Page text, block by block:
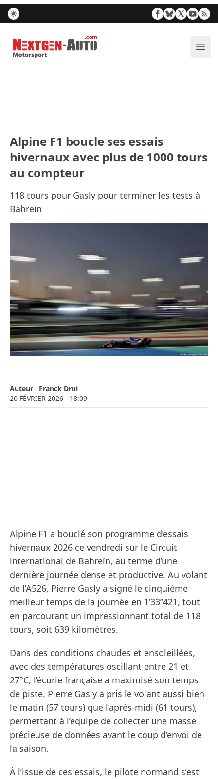
Nextgen-Auto.com
Alpine F1 boucle ses essais
hivernaux avec plus de 1000 tours
au compteur
118 tours pour Gasly pour terminer les tests à
Bahreïn
Auteur : Franck Drui
20 FÉVRIER 2026 - 18:09
Alpine F1 a bouclé son programme d’essais
hivernaux 2026 ce vendredi sur le Circuit
international de Bahreïn, au terme d’une
dernière journée dense et productive. Au volant
de l’A526, Pierre Gasly a signé le cinquième
meilleur temps de la journée en 1’33’’421, tout
en parcourant un impressionnant total de 118
tours, soit 639 kilomètres.
Dans des conditions chaudes et ensoleillées,
avec des températures oscillant entre 21 et
27°C, l’écurie française a maximisé son temps
de piste. Pierre Gasly a pris le volant aussi bien
le matin (57 tours) que l’après-midi (61 tours),
permettant à l’équipe de collecter une masse
précieuse de données avant le coup d’envoi de
la saison.
À l’issue de ces essais, le pilote normand s’est